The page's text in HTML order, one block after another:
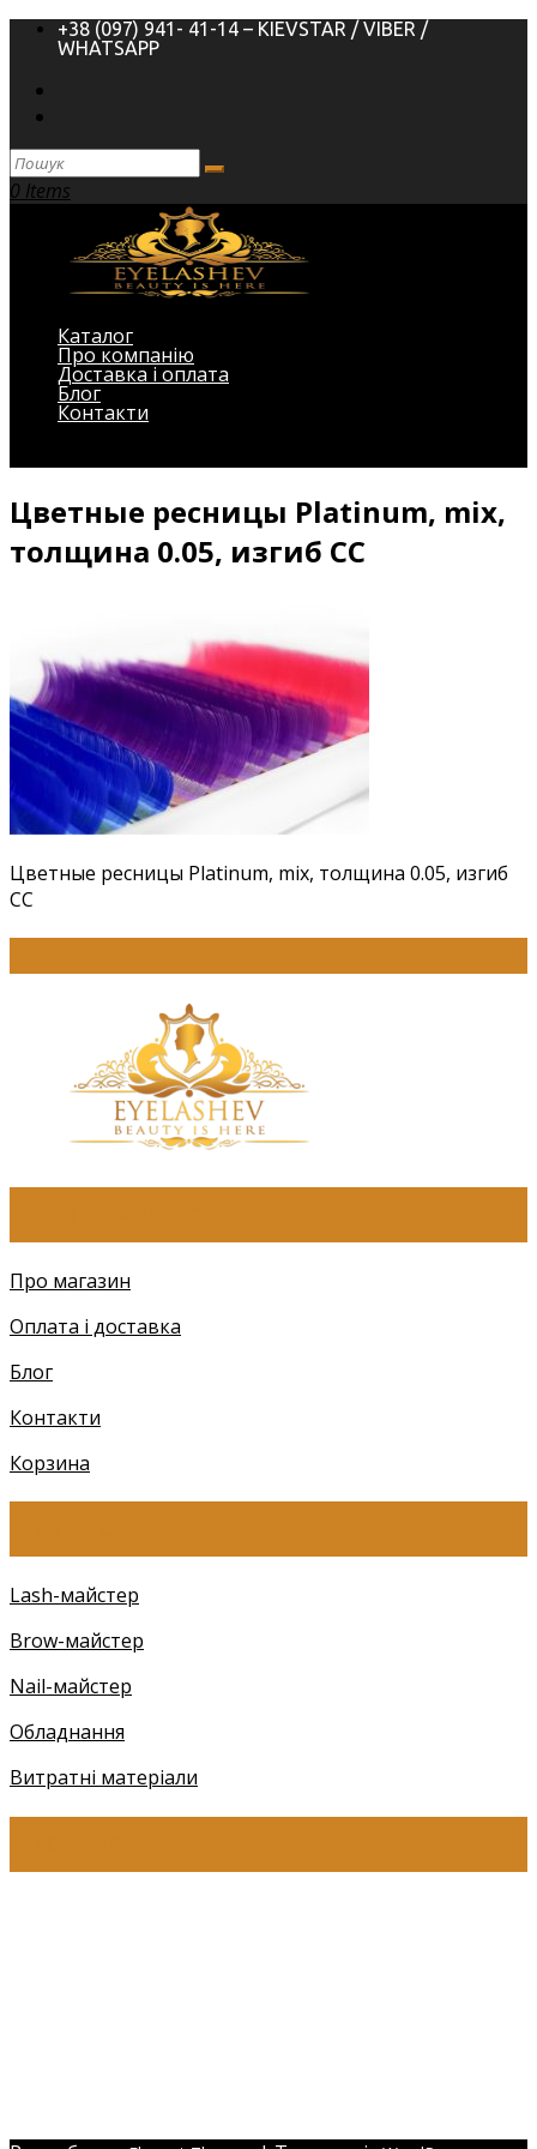
+38 (097) 941- 41-14 – KIEVSTAR / VIBER /
WHATSAPP
0 Items
Каталог
Про компанію
Доставка і оплата
Блог
Контакти
Цветные ресницы Platinum, mix,
толщина 0.05, изгиб СС
Цветные ресницы Platinum, mix, толщина 0.05, изгиб
СС
Про магазин
Оплата і доставка
Блог
Контакти
Корзина
Lash-майстер
Brow-майстер
Nail-майстер
Обладнання
Витратні матеріали